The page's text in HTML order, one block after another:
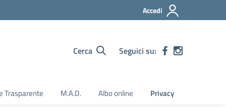
Accedi
Cerca Seguici su:
Trasparente M.A.D. Albo online Privacy